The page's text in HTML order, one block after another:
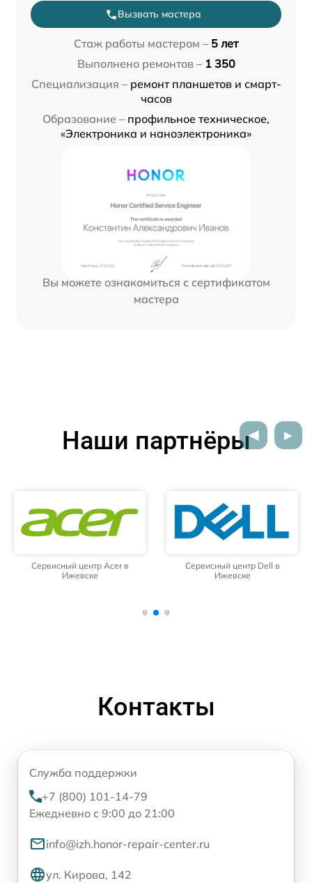
Вызвать мастера
Стаж работы мастером – 5 лет
Выполнено ремонтов – 1 350
Специализация – ремонт планшетов и смарт-
часов
Образование – профильное техническое,
«Электроника и наноэлектроника»
Вы можете ознакомиться с сертификатом
мастера
Наши партнёры
Сервисный центр Acer в
Ижевске
Сервисный центр Dell в
Ижевске
Контакты
Служба поддержки
+7 (800) 101-14-79
Ежедневно с 9:00 до 21:00
info@izh.honor-repair-center.ru
ул. Кирова, 142